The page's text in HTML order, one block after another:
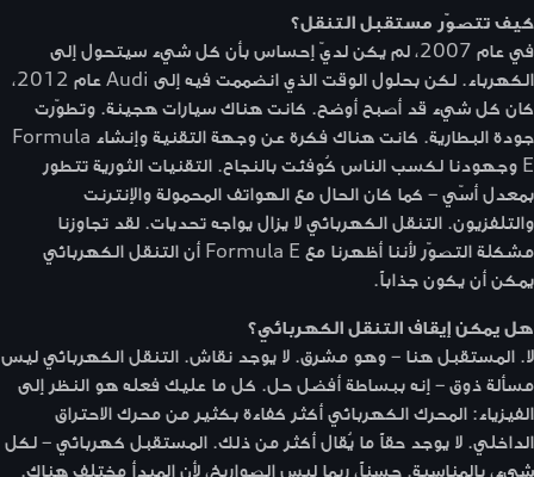
كيف تتصوّر مستقبل التنقل؟
في عام 2007، لم يكن لديّ إحساس بأن كل شيء سيتحول إلى
الكهرباء. لكن بحلول الوقت الذي انضممت فيه إلى Audi عام 2012،
كان كل شيء قد أصبح أوضح. كانت هناك سيارات هجينة. وتطوّرت
جودة البطارية. كانت هناك فكرة عن وجهة التقنية وإنشاء Formula
E وجهودنا لكسب الناس كُوفئت بالنجاح. التقنيات الثورية تتطور
بمعدل أسّي – كما كان الحال مع الهواتف المحمولة والإنترنت
والتلفزيون. التنقل الكهربائي لا يزال يواجه تحديات. لقد تجاوزنا
مشكلة التصوّر لأننا أظهرنا مع Formula E أن التنقل الكهربائي
يمكن أن يكون جذاباً.
هل يمكن إيقاف التنقل الكهربائي؟
لا. المستقبل هنا – وهو مشرق. لا يوجد نقاش. التنقل الكهربائي ليس
مسألة ذوق – إنه ببساطة أفضل حل. كل ما عليك فعله هو النظر إلى
الفيزياء: المحرك الكهربائي أكثر كفاءة بكثير من محرك الاحتراق
الداخلي. لا يوجد حقاً ما يُقال أكثر من ذلك. المستقبل كهربائي – لكل
شيء، بالمناسبة. حسناً، ربما ليس الصواريخ، لأن المبدأ مختلف هناك.